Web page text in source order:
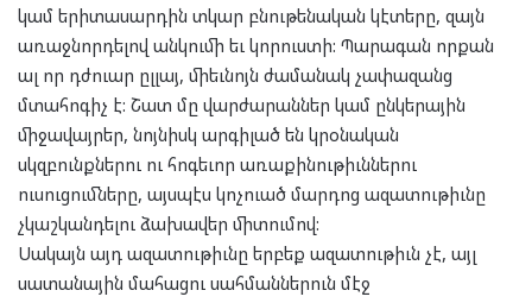
կամ երիտասարդին տկար բնութենական կէտերը, զայն
առաջնորդելով անկումի եւ կորուստի: Պարագան որքան
ալ որ դժուար ըլլայ, միեւնոյն ժամանակ չափազանց
մտահոգիչ է: Շատ մը վարժարաններ կամ ընկերային
միջավայրեր, նոյնիսկ արգիլած են կրօնական
սկզբունքներու ու հոգեւոր առաքինութիւններու
ուսուցումները, այսպէս կոչուած մարդոց ազատութիւնը
չկաշկանդելու ձախավեր միտումով:
Սակայն այդ ազատութիւնը երբեք ազատութիւն չէ, այլ
սատանային մահացու սահմաններուն մէջ